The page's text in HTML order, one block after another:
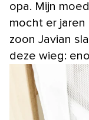
opa. Mijn
mocht er
zoon Javian
deze wieg: